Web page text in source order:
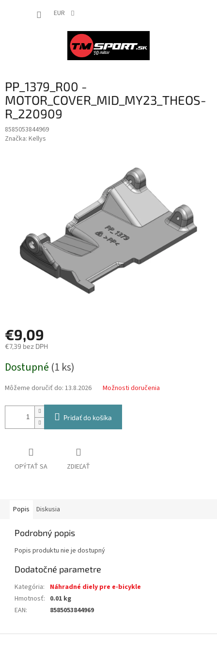
EUR
PP_1379_R00 -
MOTOR_COVER_MID_MY23_THEOS-
R_220909
8585053844969
Značka: Kellys
€9,09
€7,39 bez DPH
cena:
Dostupné (1 ks)
Môžeme doručiť do: 13.8.2026 Možnosti doručenia
Pridať do košíka
OPÝTAŤ SA ZDIEĽAŤ
Popis Diskusia
Podrobný popis
Popis produktu nie je dostupný
Dodatočné parametre
Kategória:
Náhradné diely pre e-bicykle
Hmotnosť: 0.01 kg
EAN: 8585053844969